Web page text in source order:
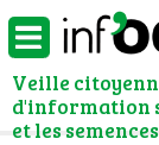
Veille
d'information
et les semences